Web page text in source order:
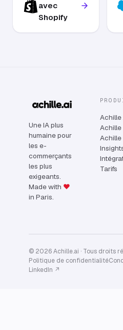
avec
Shopify
Une IA plus
humaine pour
les e-
commerçants
les plus
exigeants.
Made with ♥
in Paris.
Achille
Achille
Achille
Tarifs
© 2026 Achille.ai · Tous droits
Politique de confidentialité
LinkedIn ↗